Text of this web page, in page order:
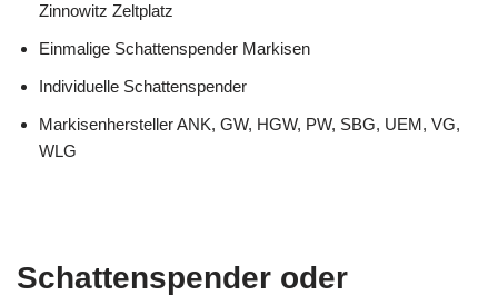
Zinnowitz Zeltplatz
Einmalige Schattenspender Markisen
Individuelle Schattenspender
Markisenhersteller ANK, GW, HGW, PW, SBG, UEM, VG,
WLG
Schattenspender oder